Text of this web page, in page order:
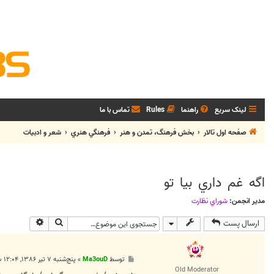
لینک سریع راهنما Rules تماس با ما
صفحه اول تالار
بخش فرهنگ، تمدن و هنر فرهنگي هنري شعر و ادبيات
اگه غم داري بيا تو
مدیر انجمن: شوراي نظارت
ارسال پست جستجو
Old Moderator
توسطMa3ouD
» پنج‌شنبه ۷ تیر ۱۳۸۶, ۱۲:۰۴ ب.ظ